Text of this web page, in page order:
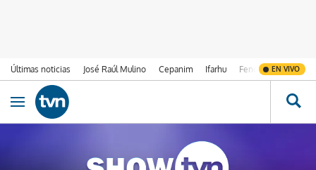
Últimas noticias José Raúl Mulino Cepanim Ifarhu Fenómeno de El
EN VIVO
Ir al contenido
Obrir navegació